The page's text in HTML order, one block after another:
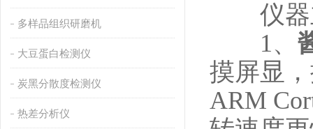
多样品组织研磨机
大豆蛋白检测仪
炭黑分散度检测仪
热差分析仪
仪器
1、
摸屏显
ARM